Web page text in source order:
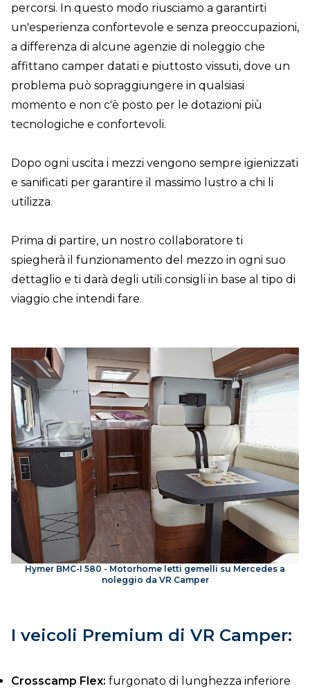
percorsi. In questo modo riusciamo a garantirti
un'esperienza confortevole e senza preoccupazioni,
a differenza di alcune agenzie di noleggio che
affittano camper datati e piuttosto vissuti, dove un
problema può sopraggiungere in qualsiasi
momento e non c'è posto per le dotazioni più
tecnologiche e confortevoli.
Dopo ogni uscita i mezzi vengono sempre igienizzati
e sanificati per garantire il massimo lustro a chi li
utilizza.
Prima di partire, un nostro collaboratore ti
spiegherà il funzionamento del mezzo in ogni suo
dettaglio e ti darà degli utili consigli in base al tipo di
viaggio che intendi fare.
Hymer BMC-I 580 - Motorhome letti gemelli su Mercedes a
noleggio da VR Camper
I veicoli Premium di VR Camper:
Crosscamp Flex: furgonato di lunghezza inferiore